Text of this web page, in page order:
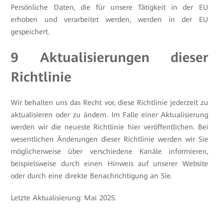
Persönliche Daten, die für unsere Tätigkeit in der EU
erhoben und verarbeitet werden, werden in der EU
gespeichert.
9 Aktualisierungen dieser
Richtlinie
Wir behalten uns das Recht vor, diese Richtlinie jederzeit zu
aktualisieren oder zu ändern. Im Falle einer Aktualisierung
werden wir die neueste Richtlinie hier veröffentlichen. Bei
wesentlichen Änderungen dieser Richtlinie werden wir Sie
möglicherweise über verschiedene Kanäle informieren,
beispielsweise durch einen Hinweis auf unserer Website
oder durch eine direkte Benachrichtigung an Sie.
Letzte Aktualisierung: Mai 2025.